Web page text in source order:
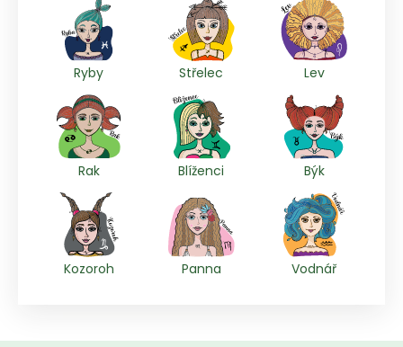
Ryby Střelec Lev
Rak Blíženci Býk
Kozoroh Panna Vodnář